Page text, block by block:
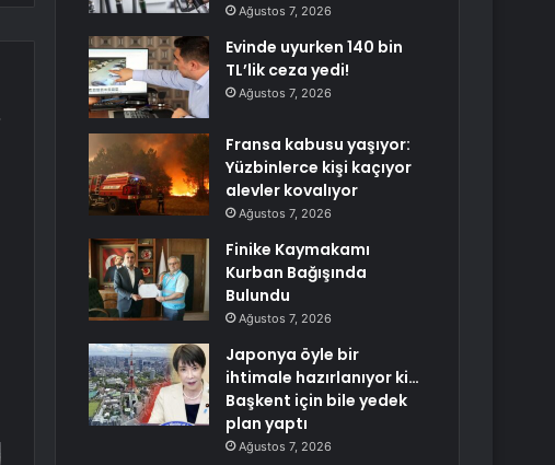
Ağustos 7, 2026
Evinde uyurken 140 bin
TL’lik ceza yedi!
Ağustos 7, 2026
Fransa kabusu yaşıyor:
Yüzbinlerce kişi kaçıyor
alevler kovalıyor
Ağustos 7, 2026
Finike Kaymakamı
Kurban Bağışında
Bulundu
Ağustos 7, 2026
Japonya öyle bir
ihtimale hazırlanıyor ki…
Başkent için bile yedek
plan yaptı
Ağustos 7, 2026